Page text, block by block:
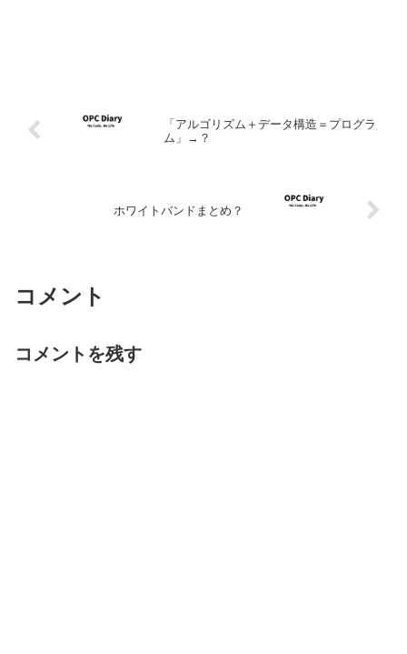
「アルゴリズム＋データ構造＝プログラ
ム」→？
ホワイトバンドまとめ？
コメント
コメントを残す